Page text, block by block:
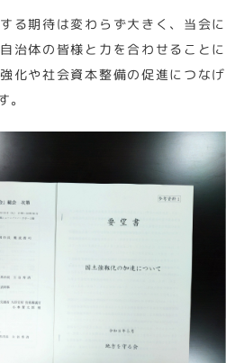
る期待は変わらず大きく、当会に
治体の皆様と力を合わせることに
化や社会資本整備の促進につなげ
。